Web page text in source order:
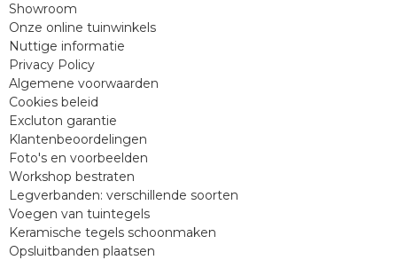
Showroom
Onze online tuinwinkels
Nuttige informatie
Privacy Policy
Algemene voorwaarden
Cookies beleid
Excluton garantie
Klantenbeoordelingen
Foto's en voorbeelden
Workshop bestraten
Legverbanden: verschillende soorten
Voegen van tuintegels
Keramische tegels schoonmaken
Opsluitbanden plaatsen